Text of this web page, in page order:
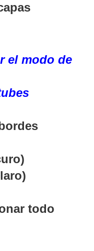
el modo de
todo